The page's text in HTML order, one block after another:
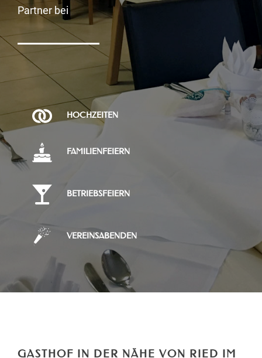
Partner bei
HOCHZEITEN
FAMILIENFEIERN
BETRIEBSFEIERN
VEREINSABENDEN
GASTHOF IN DER NÄHE VON RIED IM